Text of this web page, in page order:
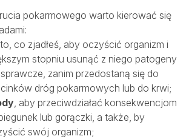
pokarmowego warto kierować się
to, co zjadłeś, aby oczyścić organizm i
stopniu usunąć z niego patogeny
zanim przedostaną się do
dróg pokarmowych lub do krwi;
, aby przeciwdziałać konsekwencjom
lub gorączki, a także, by
swój organizm;